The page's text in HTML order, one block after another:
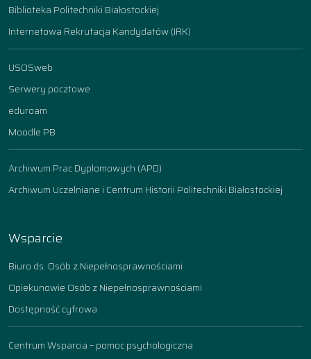
Biblioteka Politechniki Białostockiej
Internetowa Rekrutacja Kandydatów (IRK)
USOSweb
Serwery pocztowe
eduroam
Moodle PB
Archiwum Prac Dyplomowych (APD)
Archiwum Uczelniane i Centrum Historii Politechniki Białostockiej
Wsparcie
Biuro ds. Osób z Niepełnosprawnościami
Opiekunowie Osób z Niepełnosprawnościami
Dostępność cyfrowa
Centrum Wsparcia – pomoc psychologiczna